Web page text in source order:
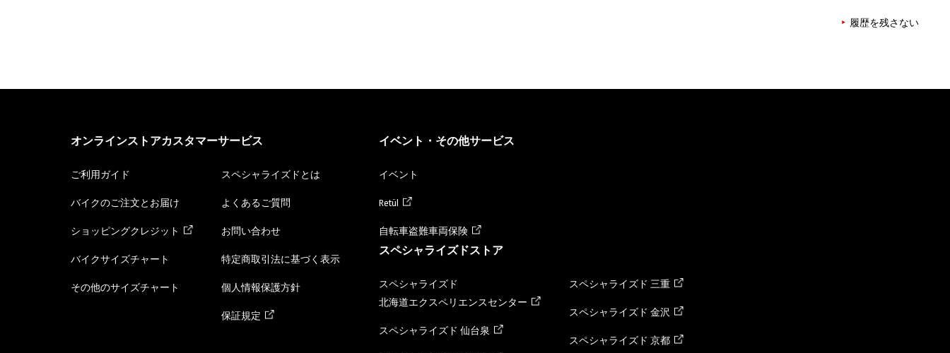
履歴を残さない
オンラインストアカスタマーサービス
ご利用ガイド
バイクのご注文とお届け
ショッピングクレジット
バイクサイズチャート
その他のサイズチャート
スペシャライズドとは
よくあるご質問
お問い合わせ
特定商取引法に基づく表示
個人情報保護方針
保証規定
イベント・その他サービス
イベント
Retül
自転車盗難車両保険
スペシャライズドストア
スペシャライズド
北海道エクスペリエンスセンター
スペシャライズド 仙台泉
スペシャライズド 三重
スペシャライズド 金沢
スペシャライズド 京都